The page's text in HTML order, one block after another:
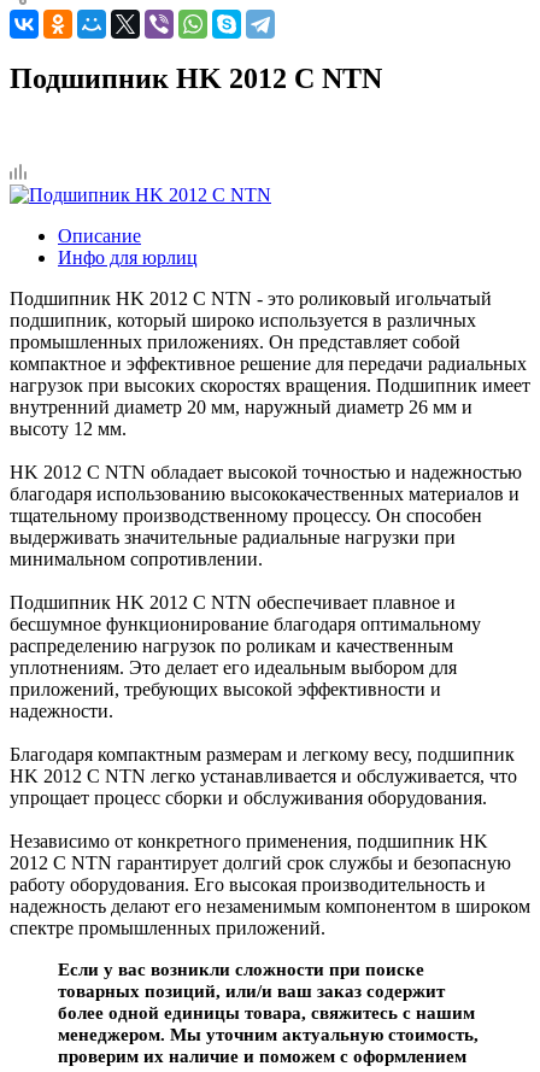
Подшипник HK 2012 C NTN
Описание
Инфо для юрлиц
Подшипник HK 2012 C NTN - это роликовый игольчатый
подшипник, который широко используется в различных
промышленных приложениях. Он представляет собой
компактное и эффективное решение для передачи радиальных
нагрузок при высоких скоростях вращения. Подшипник имеет
внутренний диаметр 20 мм, наружный диаметр 26 мм и
высоту 12 мм.
HK 2012 C NTN обладает высокой точностью и надежностью
благодаря использованию высококачественных материалов и
тщательному производственному процессу. Он способен
выдерживать значительные радиальные нагрузки при
минимальном сопротивлении.
Подшипник HK 2012 C NTN обеспечивает плавное и
бесшумное функционирование благодаря оптимальному
распределению нагрузок по роликам и качественным
уплотнениям. Это делает его идеальным выбором для
приложений, требующих высокой эффективности и
надежности.
Благодаря компактным размерам и легкому весу, подшипник
HK 2012 C NTN легко устанавливается и обслуживается, что
упрощает процесс сборки и обслуживания оборудования.
Независимо от конкретного применения, подшипник HK
2012 C NTN гарантирует долгий срок службы и безопасную
работу оборудования. Его высокая производительность и
надежность делают его незаменимым компонентом в широком
спектре промышленных приложений.
Если у вас возникли сложности при поиске
товарных позиций, или/и ваш заказ содержит
более одной единицы товара, свяжитесь с нашим
менеджером. Мы уточним актуальную стоимость,
проверим их наличие и поможем с оформлением